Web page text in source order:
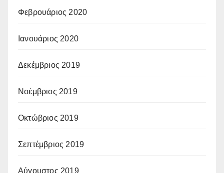
Φεβρουάριος 2020
Ιανουάριος 2020
Δεκέμβριος 2019
Νοέμβριος 2019
Οκτώβριος 2019
Σεπτέμβριος 2019
Αύγουστος 2019